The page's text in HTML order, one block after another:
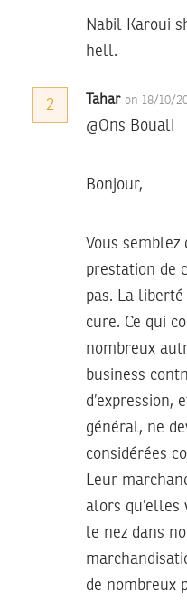
Nabil Karoui
hell.
2 Tahar on 18/10/
@Ons Bouali
Bonjour,
Vous semblez
prestation de
pas. La liberté
cure. Ce qui
nombreux
business
d’expression,
général, ne
considérées
Leur
alors qu’elles
le nez dans
de nombreux